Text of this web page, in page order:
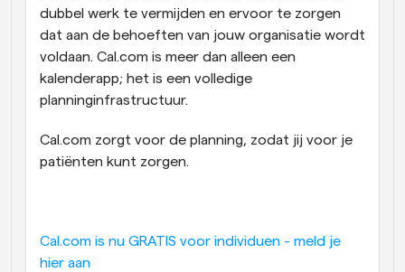
dubbel werk te vermijden en ervoor te zorgen
dat aan de behoeften van jouw organisatie wordt
voldaan. Cal.com is meer dan alleen een
kalenderapp; het is een volledige
planninginfrastructuur.
Cal.com zorgt voor de planning, zodat jij voor je
patiënten kunt zorgen.
Cal.com is nu GRATIS voor individuen - meld je
hier aan